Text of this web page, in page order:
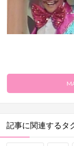
記事に関連するタ